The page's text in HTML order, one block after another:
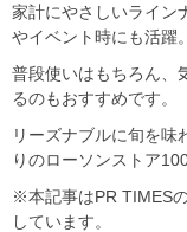
家計にやさしいライン
やイベント時にも活躍。
普段使いはもちろん、
るのもおすすめです。
リーズナブルに旬を味
りのローソンストア
※本記事はPR TIMES
しています。